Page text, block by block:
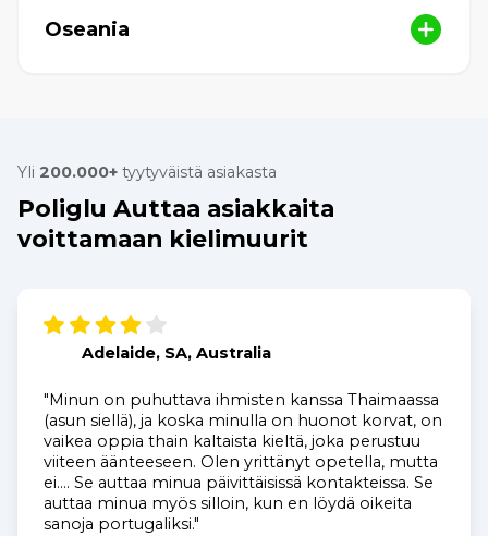
Oseania
Yli 200.000+ tyytyväistä asiakasta
Poliglu Auttaa asiakkaita
voittamaan kielimuurit
Adelaide, SA, Australia
"Minun on puhuttava ihmisten kanssa Thaimaassa
(asun siellä), ja koska minulla on huonot korvat, on
vaikea oppia thain kaltaista kieltä, joka perustuu
viiteen äänteeseen. Olen yrittänyt opetella, mutta
ei.... Se auttaa minua päivittäisissä kontakteissa. Se
auttaa minua myös silloin, kun en löydä oikeita
sanoja portugaliksi."